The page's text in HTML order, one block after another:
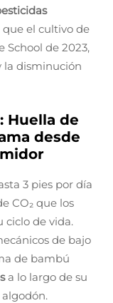
que el cultivo de
School de 2023,
la disminución
Huella de
desde
3 pies por día
CO₂ que los
ciclo de vida.
de bajo
de bambú
a lo largo de su